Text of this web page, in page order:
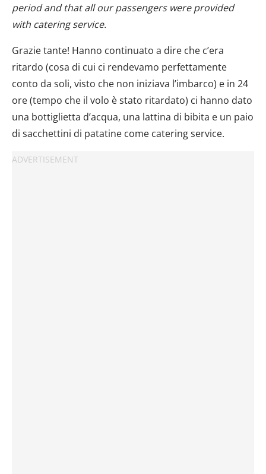
period and that all our passengers were provided
with catering service.
Grazie tante! Hanno continuato a dire che c’era
ritardo (cosa di cui ci rendevamo perfettamente
conto da soli, visto che non iniziava l’imbarco) e in 24
ore (tempo che il volo è stato ritardato) ci hanno dato
una bottiglietta d’acqua, una lattina di bibita e un paio
di sacchettini di patatine come catering service.